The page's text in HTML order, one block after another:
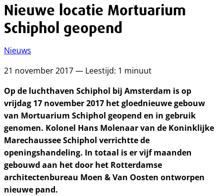
Nieuwe locatie Mortuarium
Schiphol geopend
Nieuws
21 november 2017 — Leestijd: 1 minuut
Op de luchthaven Schiphol bij Amsterdam is op
vrijdag 17 november 2017 het gloednieuwe gebouw
van Mortuarium Schiphol geopend en in gebruik
genomen. Kolonel Hans Molenaar van de Koninklijke
Marechaussee Schiphol verrichtte de
openingshandeling. In totaal is er vijf maanden
gebouwd aan het door het Rotterdamse
architectenbureau Moen & Van Oosten ontworpen
nieuwe pand.